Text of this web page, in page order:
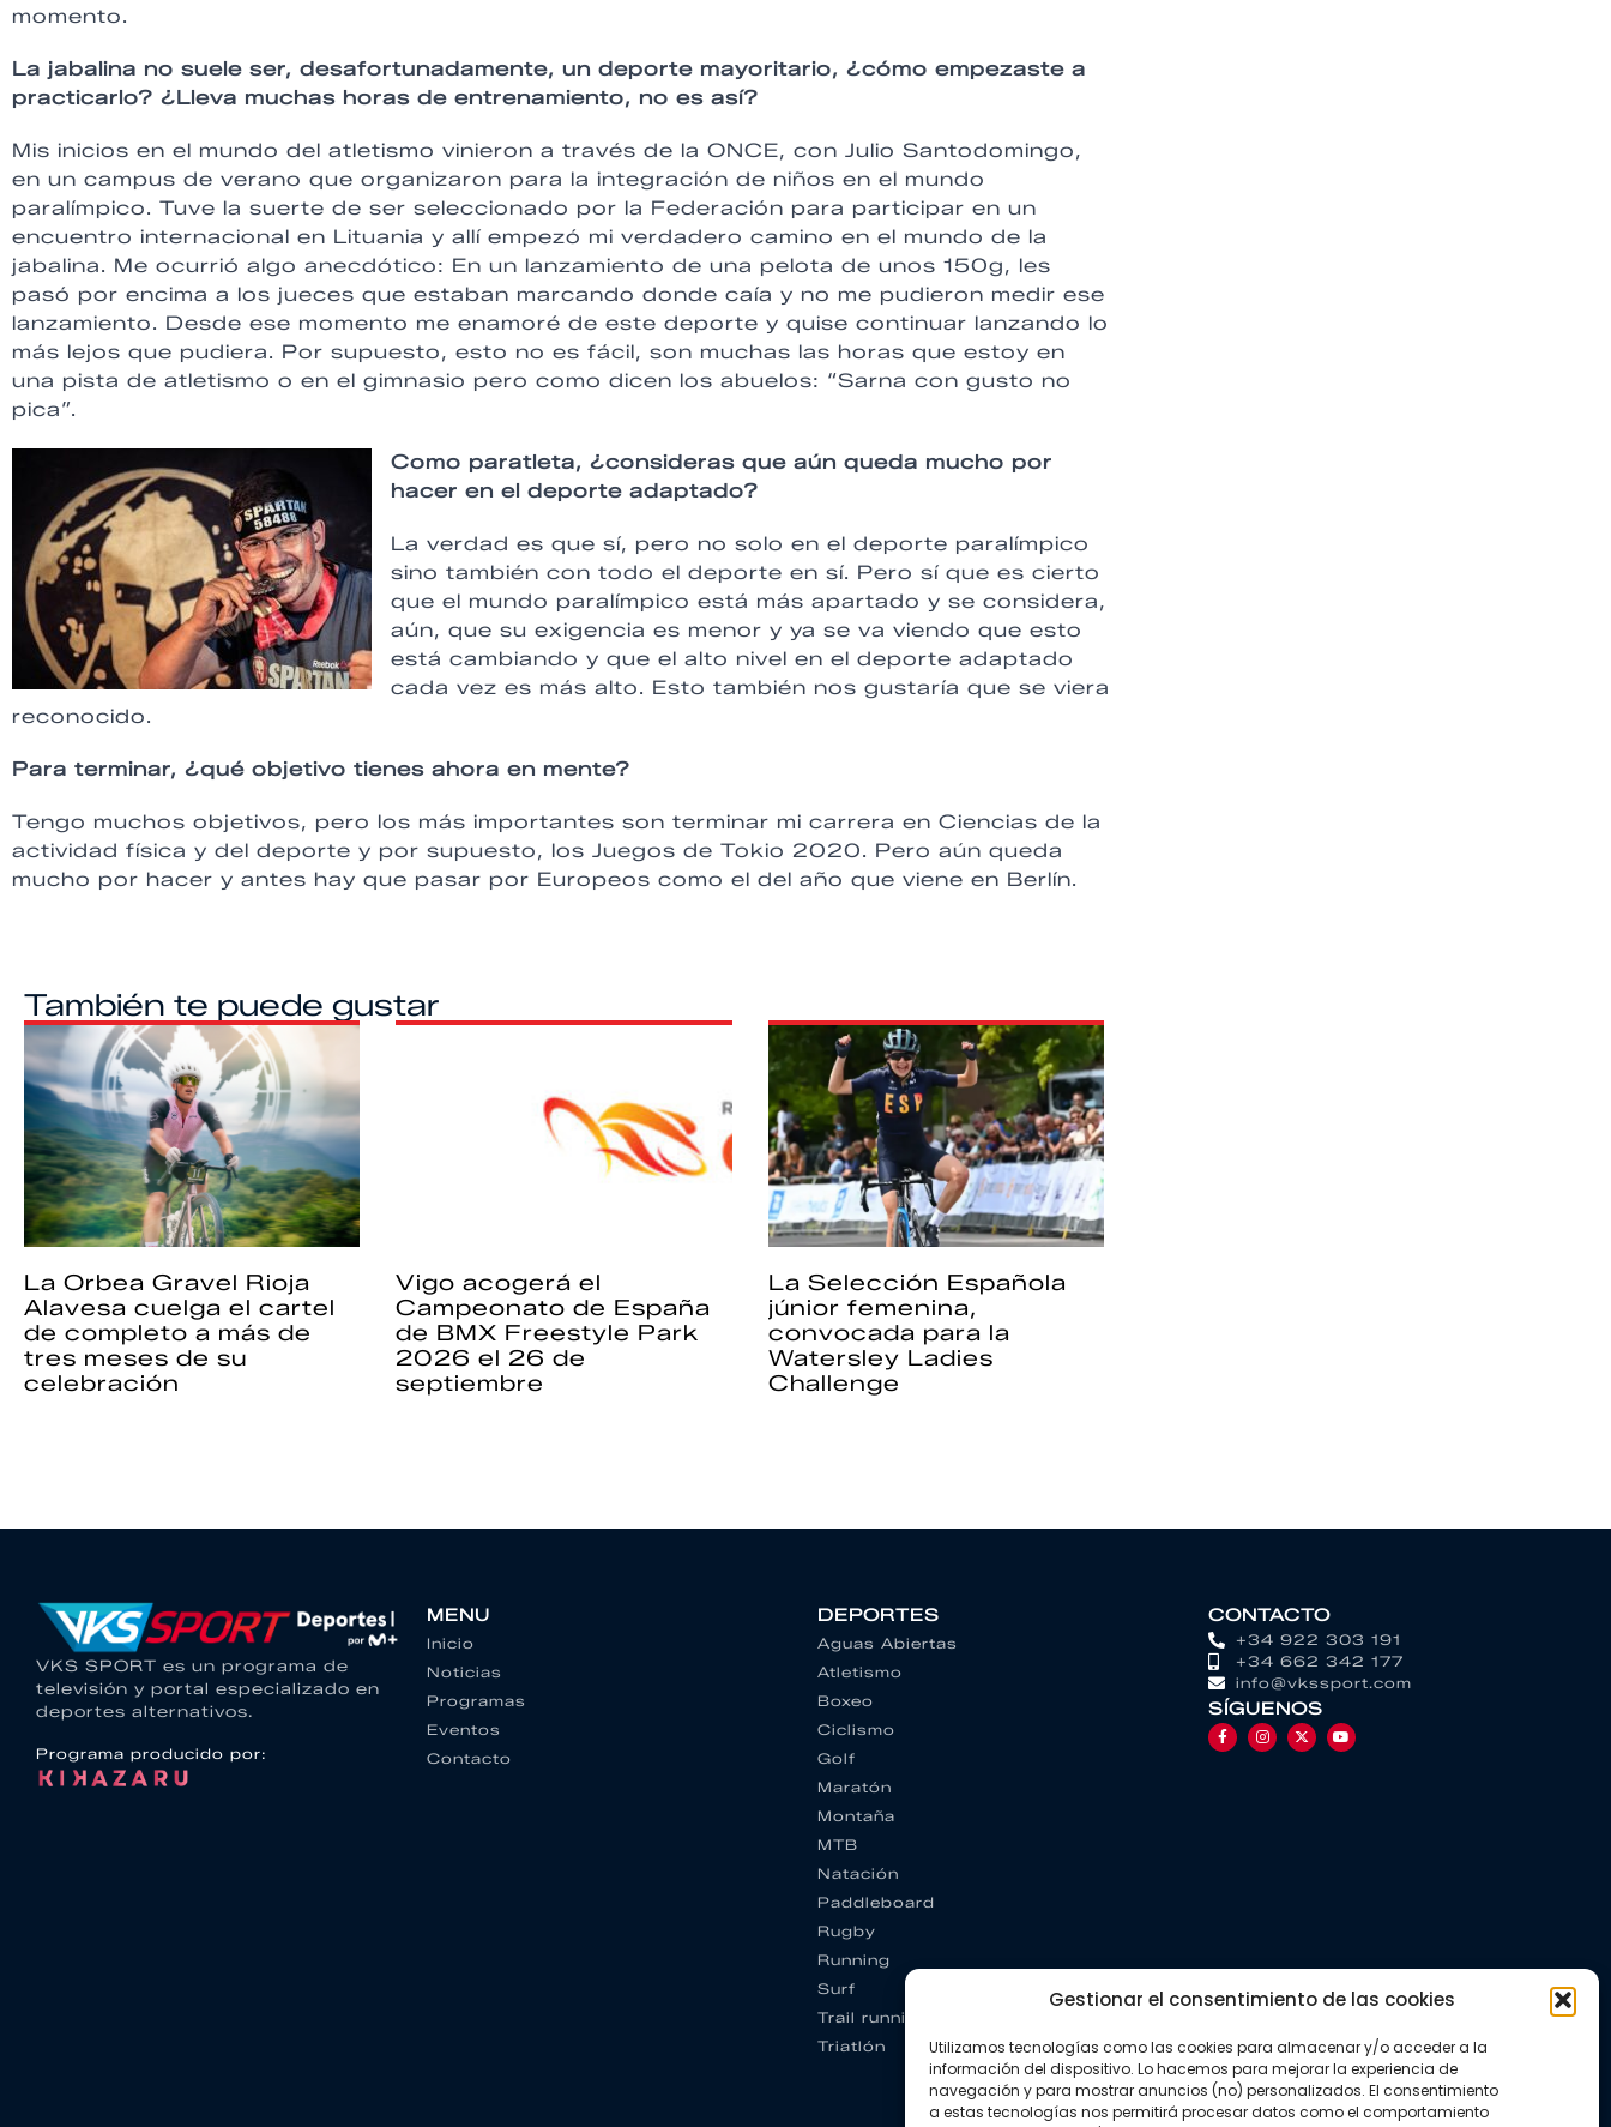
Gestionar el consentimiento de las cookies
Utilizamos tecnologías como las cookies para almacenar y/o acceder a la
información del dispositivo. Lo hacemos para mejorar la experiencia de
navegación y para mostrar anuncios (no) personalizados. El consentimiento
a estas tecnologías nos permitirá procesar datos como el comportamiento
momento.
La jabalina no suele ser, desafortunadamente, un deporte mayoritario, ¿cómo empezaste a
practicarlo? ¿Lleva muchas horas de entrenamiento, no es así?
Mis inicios en el mundo del atletismo vinieron a través de la ONCE, con Julio Santodomingo,
en un campus de verano que organizaron para la integración de niños en el mundo
paralímpico. Tuve la suerte de ser seleccionado por la Federación para participar en un
encuentro internacional en Lituania y allí empezó mi verdadero camino en el mundo de la
jabalina. Me ocurrió algo anecdótico: En un lanzamiento de una pelota de unos 150g, les
pasó por encima a los jueces que estaban marcando donde caía y no me pudieron medir ese
lanzamiento. Desde ese momento me enamoré de este deporte y quise continuar lanzando lo
más lejos que pudiera. Por supuesto, esto no es fácil, son muchas las horas que estoy en
una pista de atletismo o en el gimnasio pero como dicen los abuelos: “Sarna con gusto no
pica”.
Como paratleta, ¿consideras que aún queda mucho por
hacer en el deporte adaptado?
La verdad es que sí, pero no solo en el deporte paralímpico
sino también con todo el deporte en sí. Pero sí que es cierto
que el mundo paralímpico está más apartado y se considera,
aún, que su exigencia es menor y ya se va viendo que esto
está cambiando y que el alto nivel en el deporte adaptado
cada vez es más alto. Esto también nos gustaría que se viera
reconocido.
Para terminar, ¿qué objetivo tienes ahora en mente?
Tengo muchos objetivos, pero los más importantes son terminar mi carrera en Ciencias de la
actividad física y del deporte y por supuesto, los Juegos de Tokio 2020. Pero aún queda
mucho por hacer y antes hay que pasar por Europeos como el del año que viene en Berlín.
También te puede gustar
La Orbea Gravel Rioja
Alavesa cuelga el cartel
de completo a más de
tres meses de su
celebración
Vigo acogerá el
Campeonato de España
de BMX Freestyle Park
2026 el 26 de
septiembre
La Selección Española
júnior femenina,
convocada para la
Watersley Ladies
Challenge
VKS SPORT es un programa de
televisión y portal especializado en
deportes alternativos.
Programa producido por:
MENU
Inicio
Noticias
Programas
Eventos
Contacto
DEPORTES
Aguas Abiertas
Atletismo
Boxeo
Ciclismo
Golf
Maratón
Montaña
MTB
Natación
Paddleboard
Rugby
Running
Surf
Trail running
Triatlón
CONTACTO
+34 922 303 191
+34 662 342 177
info@vkssport.com
SÍGUENOS